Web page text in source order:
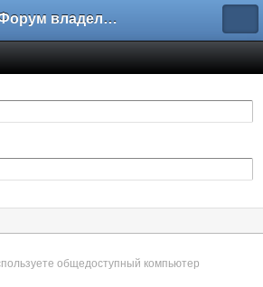
Форум владельцев интернет-магазинов
общедоступный компьютер